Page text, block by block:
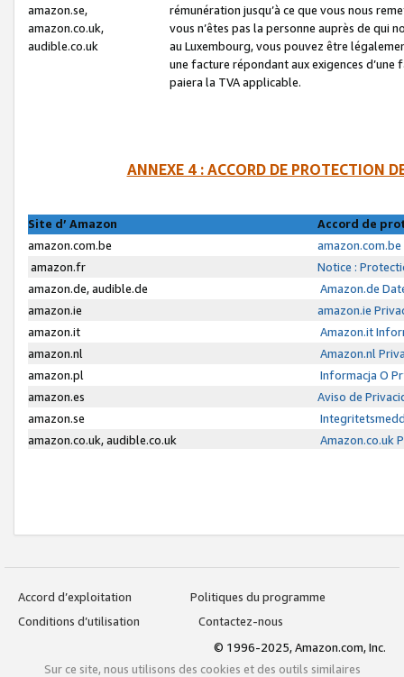
amazon.se,
amazon.co.uk,
audible.co.uk
rémunération jusqu’à ce que vous nous
vous n’êtes pas la personne auprès de qui
au Luxembourg, vous pouvez être
une facture répondant aux exigences
paiera la TVA applicable.
ANNEXE 4 : ACCORD DE PROTECTION
Site d’ Amazon
Accord de
amazon.com.be
amazon.fr
Notice :
amazon.de, audible.de
Amazon.de
amazon.ie
amazon.ie
amazon.it
Amazon.it
amazon.nl
Amazon.nl
amazon.pl
Informacja O
amazon.es
Aviso de
amazon.se
amazon.co.uk, audible.co.uk
Amazon.co.uk
Accord d’exploitation
Politiques du programme
Conditions d’utilisation
Contactez-nous
© 1996-2025, Amazon.com, Inc.
Sur ce site, nous utilisons des cookies et des outils similaires